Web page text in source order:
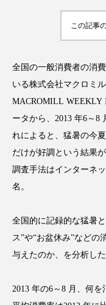
B2B
Gemini
TikTok アス
アンチエイジング
インナービューティ
ウェアラブルデバイ
エクソソーム
この記事
全国の一般消費者の消
いる株式会社マクロミ
MACROMILL WEEKLY
ータから、2013 年6～8
れによると、猛暑の今
だけが好調という結果が
調査手法はインターネ
名。
全国的に記録的な猛暑
ス”や“お盆休み”などの
与えたのか、を分析した
2013 年の6～8 月、何